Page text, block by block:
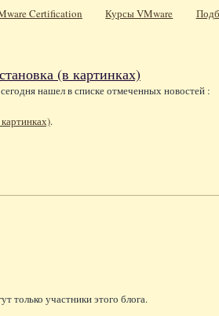
Certification Курсы VMware
(в картинках)
нашел в списке отмеченных новостей :
.
только участники этого блога.